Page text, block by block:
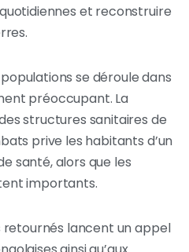
et reconstruire
se déroule dans
préoccupant. La
structures sanitaires de
prive les habitants d’un
santé, alors que les
importants.
retournés lancent un appel